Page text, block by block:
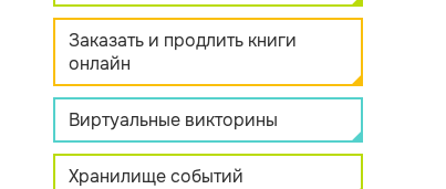
Заказать и продлить книги
онлайн
Виртуальные викторины
Хранилище событий